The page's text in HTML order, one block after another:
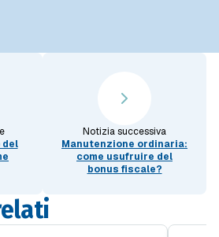
del
Notizia successiva
Manutenzione ordinaria:
come usufruire del
bonus fiscale?